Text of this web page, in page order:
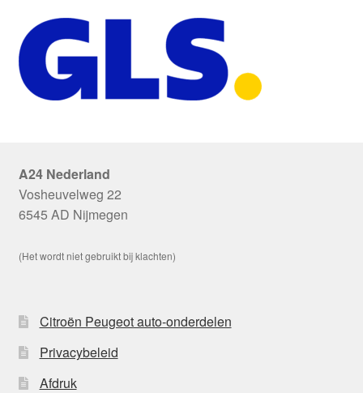
A24 Nederland
Vosheuvelweg 22
6545 AD Nijmegen
(Het wordt niet gebruikt bij klachten)
Citroën Peugeot auto-onderdelen
Privacybeleid
Afdruk